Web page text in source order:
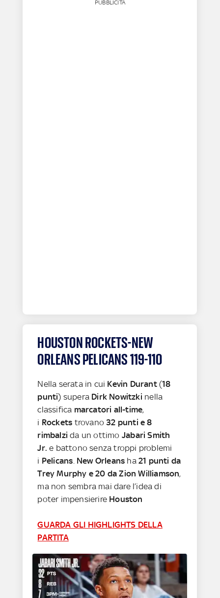
PUBBLICITÀ
HOUSTON ROCKETS-NEW
ORLEANS PELICANS 119-110
Nella serata in cui Kevin Durant(18
punti) supera Dirk Nowitzki nella
classifica marcatori all-time,
i Rockets trovano32 punti e 8
rimbalzi da un ottimo Jabari Smith
Jr. e battono senza troppi problemi
i Pelicans New Orleans ha 21 punti da
Trey Murphy e 20 da Zion Williamson,
ma non sembra mai dare l’idea di
poter impensierire Houston
GUARDA GLI HIGHLIGHTS DELLA
PARTITA